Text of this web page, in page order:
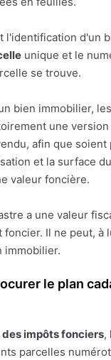
l'identification d'un
unique et le
se trouve.
bien immobilier,
une
afin que
et la surface
valeur foncière.
a une valeur
foncier. Il ne peut, à
immobilier.
le plan
impôts fonciers,
parcelles